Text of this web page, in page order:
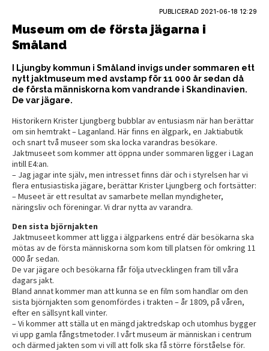
PUBLICERAD 2021-06-18 12:29
Museum om de första jägarna i
Småland
I Ljungby kommun i Småland invigs under sommaren ett
nytt jaktmuseum med avstamp för 11 000 år sedan då
de första människorna kom vandrande i Skandinavien.
De var jägare.
Historikern Krister Ljungberg bubblar av entusiasm när han berättar
om sin hemtrakt – Laganland. Här finns en älgpark, en Jaktiabutik
och snart två museer som ska locka varandras besökare.
Jaktmuseet som kommer att öppna under sommaren ligger i Lagan
intill E4:an.
– Jag jagar inte själv, men intresset finns där och i styrelsen har vi
flera entusiastiska jägare, berättar Krister Ljungberg och fortsätter:
– Museet är ett resultat av samarbete mellan myndigheter,
näringsliv och föreningar. Vi drar nytta av varandra.
Den sista björnjakten
Jaktmuseet kommer att ligga i älgparkens entré där besökarna ska
mötas av de första människorna som kom till platsen för omkring 11
000 år sedan.
De var jägare och besökarna får följa utvecklingen fram till våra
dagars jakt.
Bland annat kommer man att kunna se en film som handlar om den
sista björnjakten som genomfördes i trakten – år 1809, på våren,
efter en sällsynt kall vinter.
– Vi kommer att ställa ut en mängd jaktredskap och utomhus bygger
vi upp gamla fångstmetoder. I vårt museum är människan i centrum
och därmed jakten som vi vill att folk ska få större förståelse för.